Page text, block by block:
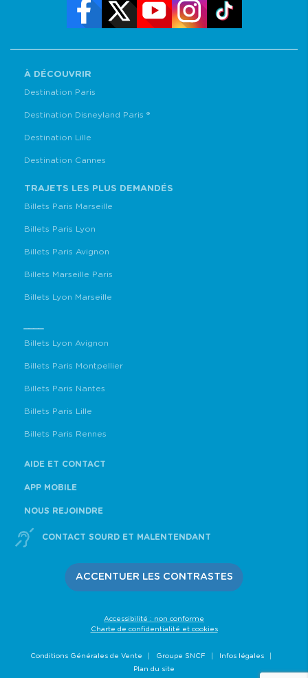
À DÉCOUVRIR
Destination Paris
Destination Disneyland Paris ®
Destination Lille
Destination Cannes
TRAJETS LES PLUS DEMANDÉS
Billets Paris Marseille
Billets Paris Lyon
Billets Paris Avignon
Billets Marseille Paris
Billets Lyon Marseille
Billets Lyon Avignon
Billets Paris Montpellier
Billets Paris Nantes
Billets Paris Lille
Billets Paris Rennes
AIDE ET CONTACT
APP MOBILE
NOUS REJOINDRE
CONTACT SOURD ET MALENTENDANT
ACCENTUER LES CONTRASTES
Accessibilité : non conforme
Charte de confidentialité et cookies
Conditions Générales de Vente Groupe SNCF
Infos légales
Plan du site